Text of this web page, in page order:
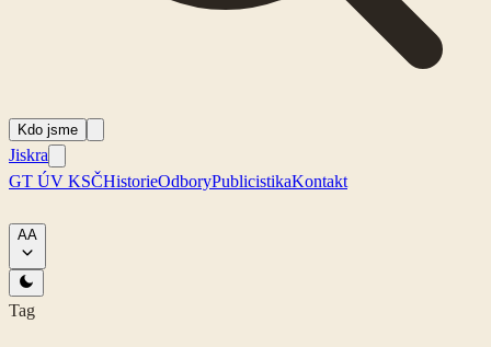
Kdo jsme
Jiskra
GT ÚV KSČHistorieOdboryPublicistikaKontakt
AA
Tag